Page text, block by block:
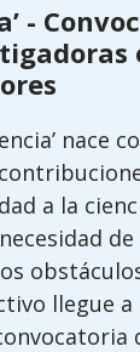
-
nace
a la
llegue a